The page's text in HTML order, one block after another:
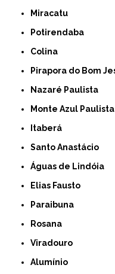
Miracatu
Potirendaba
Colina
Pirapora do Bom
Nazaré Paulista
Monte Azul Paulista
Itaberá
Santo Anastácio
Águas de Lindóia
Elias Fausto
Paraibuna
Rosana
Viradouro
Alumínio